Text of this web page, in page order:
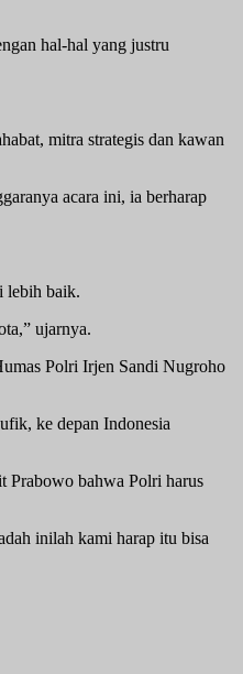
hal-hal yang justru
mitra strategis dan kawan
acara ini, ia berharap
lebih baik.
ujarnya.
Polri Irjen Sandi Nugroho
ke depan Indonesia
Prabowo bahwa Polri harus
inilah kami harap itu bisa